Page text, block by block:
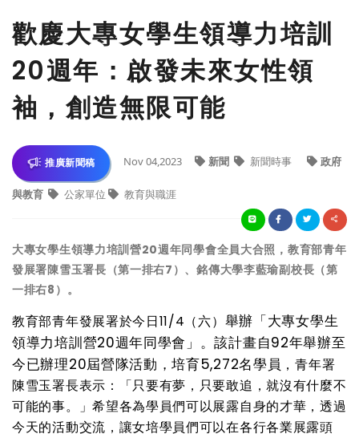
歡慶大專女學生領導力培訓
20週年：啟發未來女性領
袖，創造無限可能
推廣新聞稿 Nov 04,2023 新聞 新聞時事 政府
與教育 公家單位 教育與職涯
大專女學生領導力培訓營20週年同學會全員大合照，教育部青年
發展署陳雪玉署長（第一排右7）、銘傳大學李藍瑜副校長（第
一排右8）。
教育部青年發展署於今日11/4（六） 舉辦「大專女學生
領導力培訓營20週年同學會」。該計畫自92年舉辦至
今已辦理20屆營隊活動，培育5,272名學員 ，青年署
陳雪玉署長表示：「只要有夢，只要敢追，就沒有什麼不
可能的事。」希望各為學員們可以展露自身的才華，透過
今天的活動交流，讓女培學員們可以在各行各業展露頭